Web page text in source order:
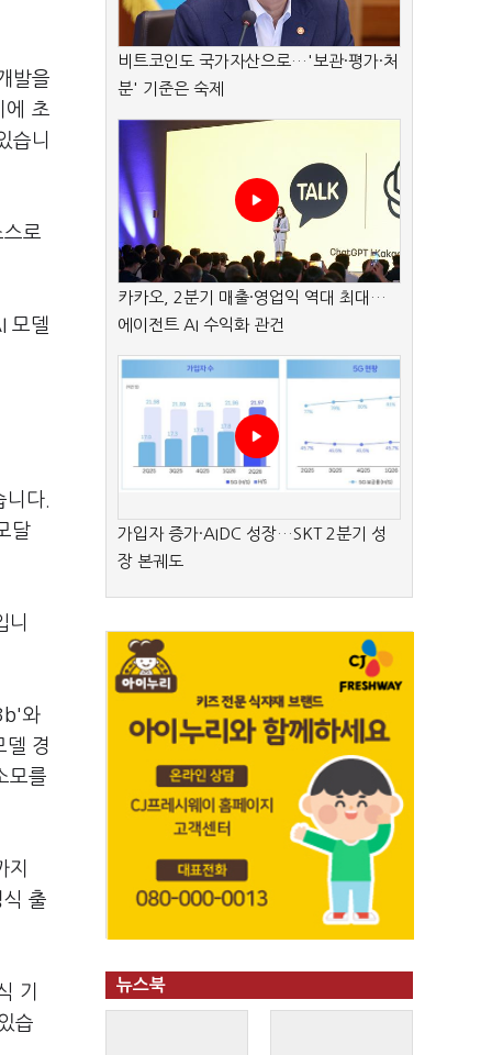
발을
에 초
습니
로
모델
다.
달
니
와
델 경
모를
출
기
습
비트코인도 국가자산으로…'보관·평가·처
분' 기준은 숙제
카카오, 2분기 매출·영업익 역대 최대…
에이전트 AI 수익화 관건
가입자 증가·AIDC 성장…SKT 2분기 성
장 본궤도
뉴스북